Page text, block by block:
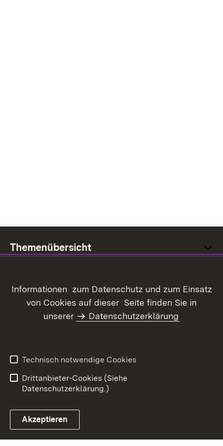
Themenübersicht
Benutzungshinweise
Informationen zum Datenschutz und zum Einsatz
von Cookies auf dieser Seite finden Sie in
unserer
Datenschutzerklärung
Technisch notwendige Cookies
Drittanbieter-Cookies (Siehe
Datenschutzerklärung.)
Akzeptieren